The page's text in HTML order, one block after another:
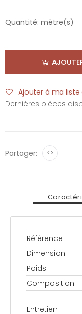
Quantité: mètre(s)
Ajouter à ma liste
Dernières pièces
Partager: <>
Référence
Dimension
Poids
Composition
Entretien